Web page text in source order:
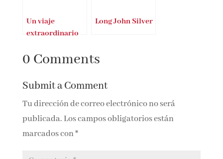
Un viaje
extraordinario
Long John Silver
0 Comments
Submit a Comment
Tu dirección de correo electrónico no será
publicada. Los campos obligatorios están
marcados con*